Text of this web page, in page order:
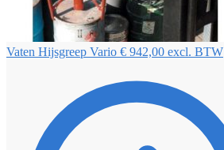
Vaten Hijsgreep Vario € 942,00 excl. BTW